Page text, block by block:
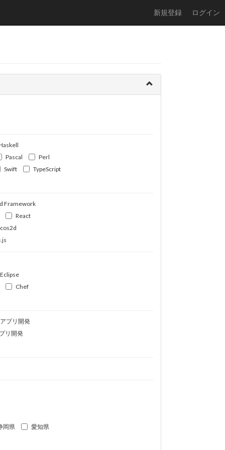
新規登録 ログイン
Pascal
Perl
Swift
TypeScript
Framework
React
Eclipse
Chef
プリ開発
リ開発
岡県
愛知県